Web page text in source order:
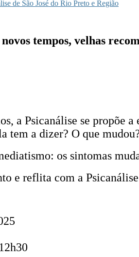
de São José do Rio Preto e Região
tempos, velhas
a Psicanálise se propõe
tem a dizer? O que
os sintomas
e reflita com a